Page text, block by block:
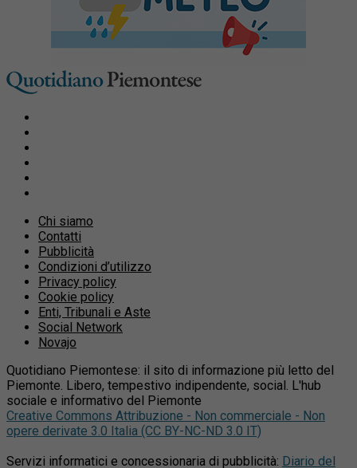
Chi siamo
Contatti
Pubblicità
Condizioni d’utilizzo
Privacy policy
Cookie policy
Enti, Tribunali e Aste
Social Network
Novajo
Quotidiano Piemontese: il sito di informazione più letto del
Piemonte. Libero, tempestivo indipendente, social. L'hub
sociale e informativo del Piemonte
Creative Commons Attribuzione - Non commerciale - Non
opere derivate 3.0 Italia (CC BY-NC-ND 3.0 IT)
Servizi informatici e concessionaria di pubblicità: Diario del